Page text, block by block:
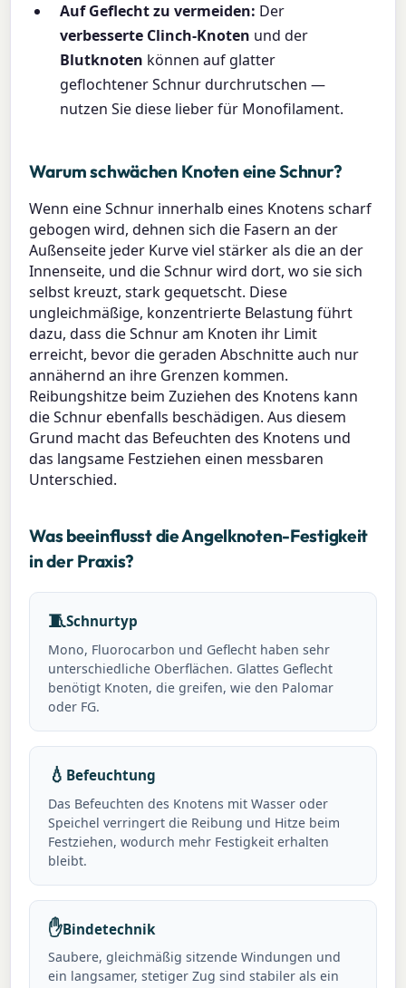
Auf Geflecht zu vermeiden: Der
verbesserte Clinch-Knoten und der
Blutknoten können auf glatter
geflochtener Schnur durchrutschen —
nutzen Sie diese lieber für Monofilament.
Warum schwächen Knoten eine Schnur?
Wenn eine Schnur innerhalb eines Knotens scharf
gebogen wird, dehnen sich die Fasern an der
Außenseite jeder Kurve viel stärker als die an der
Innenseite, und die Schnur wird dort, wo sie sich
selbst kreuzt, stark gequetscht. Diese
ungleichmäßige, konzentrierte Belastung führt
dazu, dass die Schnur am Knoten ihr Limit
erreicht, bevor die geraden Abschnitte auch nur
annähernd an ihre Grenzen kommen.
Reibungshitze beim Zuziehen des Knotens kann
die Schnur ebenfalls beschädigen. Aus diesem
Grund macht das Befeuchten des Knotens und
das langsame Festziehen einen messbaren
Unterschied.
Was beeinflusst die Angelknoten-Festigkeit
in der Praxis?
🧵Schnurtyp
Mono, Fluorocarbon und Geflecht haben sehr
unterschiedliche Oberflächen. Glattes Geflecht
benötigt Knoten, die greifen, wie den Palomar
oder FG.
💧 Befeuchtung
Das Befeuchten des Knotens mit Wasser oder
Speichel verringert die Reibung und Hitze beim
Festziehen, wodurch mehr Festigkeit erhalten
bleibt.
✋Bindetechnik
Saubere, gleichmäßig sitzende Windungen und
ein langsamer, stetiger Zug sind stabiler als ein